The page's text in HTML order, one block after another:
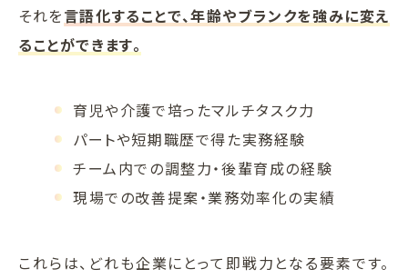
それを言語化することで、年齢やブランクを強みに変え
ることができます。
育児や介護で培ったマルチタスク力
パートや短期職歴で得た実務経験
チーム内での調整力・後輩育成の経験
現場での改善提案・業務効率化の実績
これらは、どれも企業にとって即戦力となる要素です。